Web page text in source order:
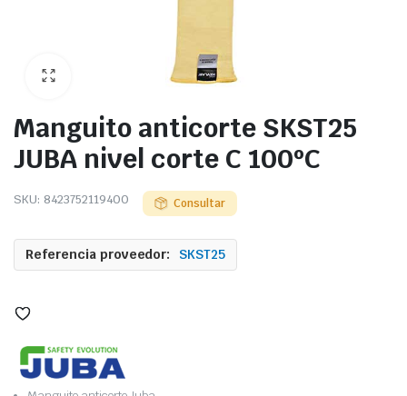
Manguito anticorte SKST25
JUBA nivel corte C 100ºC
SKU: 8423752119400 Consultar
Referencia proveedor: SKST25